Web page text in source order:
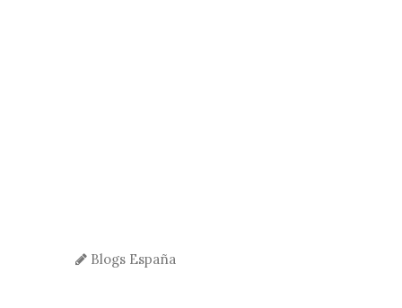
Blogs España